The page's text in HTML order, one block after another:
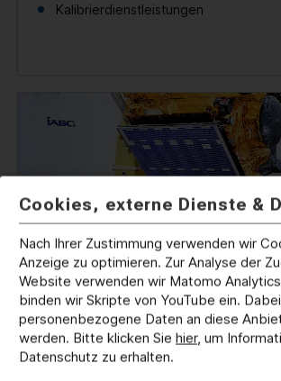
Kalibrierdienstleistungen
Bestimmung der
Cookies, externe Dienste &
Nach Ihrer Zustimmung verwenden wir
Anzeige zu optimieren. Zur Analyse der
Website verwenden wir Matomo
binden wir Skripte von YouTube ein.
personenbezogene Daten an diese
werden. Bitte klicken Sie hier, um
Datenschutz zu erhalten.